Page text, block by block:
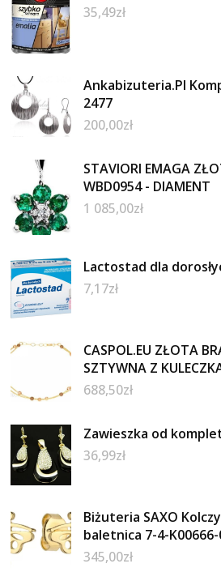
35,49zł
Ankabizuteria.Pl
2477
200,00zł
STAVIORI EMAGA
WBD0954 - DIAMENT
1 085,00zł
Lactostad dla
7,17zł
CASPOL.EU ZŁOTA
SZTYWNA Z
688,50zł
Zawieszka od
36,99zł
Biżuteria SAXO
baletnica 7-4-K00666-
345,00zł